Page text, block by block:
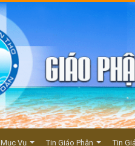
Mục Vụ Tin Giáo Phận Tin